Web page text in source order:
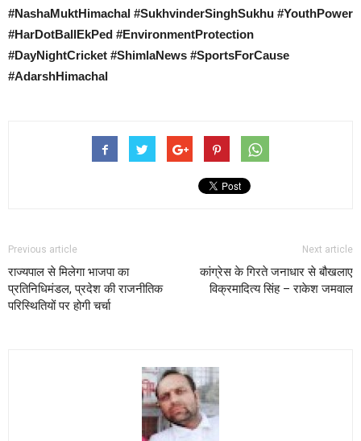
#NashaMuktHimachal #SukhvinderSinghSukhu #YouthPower
#HarDotBallEkPed #EnvironmentProtection
#DayNightCricket #ShimlaNews #SportsForCause
#AdarshHimachal
Previous article
राज्यपाल से मिलेगा भाजपा का
प्रतिनिधिमंडल, प्रदेश की राजनीतिक
परिस्थितियों पर होगी चर्चा
Next article
कांग्रेस के गिरते जनाधार से बौखलाए
विक्रमादित्य सिंह – राकेश जमवाल